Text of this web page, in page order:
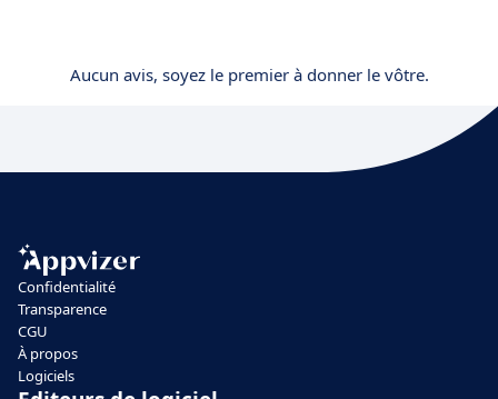
Aucun avis, soyez le premier à donner le vôtre.
Confidentialité
Transparence
CGU
À propos
Logiciels